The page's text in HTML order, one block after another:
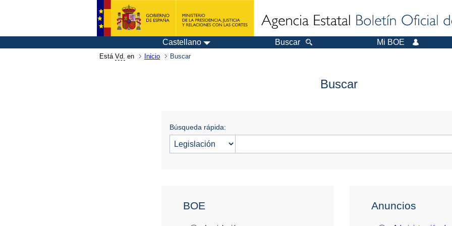
Castellano Buscar Mi BOE
Está Vd. en Inicio Buscar
Buscar
Búsqueda rápida:
BOE Anuncios